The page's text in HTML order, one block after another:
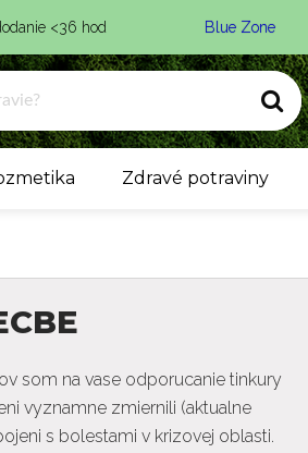
<36 hod Blue Zone
Zdravé potraviny
som na vase odporucanie tinkury
vyznamne zmiernili (aktualne
s bolestami v krizovej oblasti.